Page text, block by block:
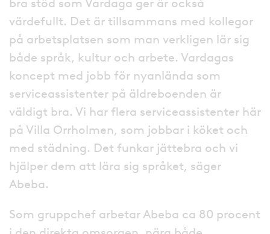
värdefullt. Det är tillsammans med kollegor
på arbetsplatsen som man verkligen lär sig
både språk, kultur och arbete. Vardagas
koncept med jobb för nyanlända som
serviceassistenter på äldreboenden är
väldigt bra. Vi har flera serviceassistenter här
på Villa Orrholmen, som jobbar i köket och
med städning. Det funkar jättebra och vi
hjälper dem att lära sig språket, säger
Abeba.
Som gruppchef arbetar Abeba ca 80 procent